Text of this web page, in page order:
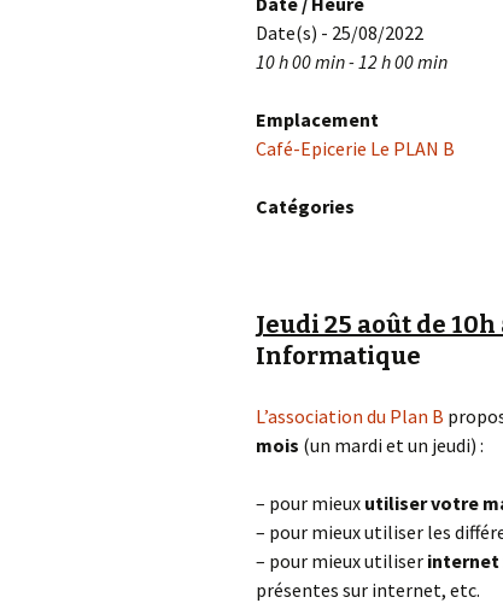
Date(s) - 25/08/2022
10 h 00 min - 12 h 00 min
Emplacement
Café-Epicerie Le PLAN B
Catégories
Jeudi 25 août de 10h
Informatique
L’association du Plan B
mois (un mardi et un jeudi) :
– pour mieux utiliser votre
– pour mieux utiliser les
– pour mieux utiliser internet
présentes sur internet, etc.